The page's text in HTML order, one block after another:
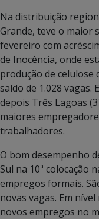
Na distribuição
Grande, teve o maior
fevereiro com
de Inocência, onde
produção de celulose
saldo de 1.028 vagas.
depois Três Lagoas
maiores
trabalhadores.
O bom desempenho
Sul na 10ª colocação
empregos formais.
novas vagas. Em
novos empregos no